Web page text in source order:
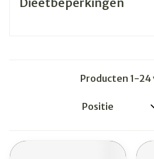
Producten 1-24
Sorteer op: